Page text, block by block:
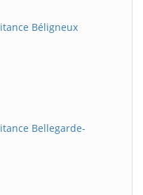
Béligneux
Bellegarde-